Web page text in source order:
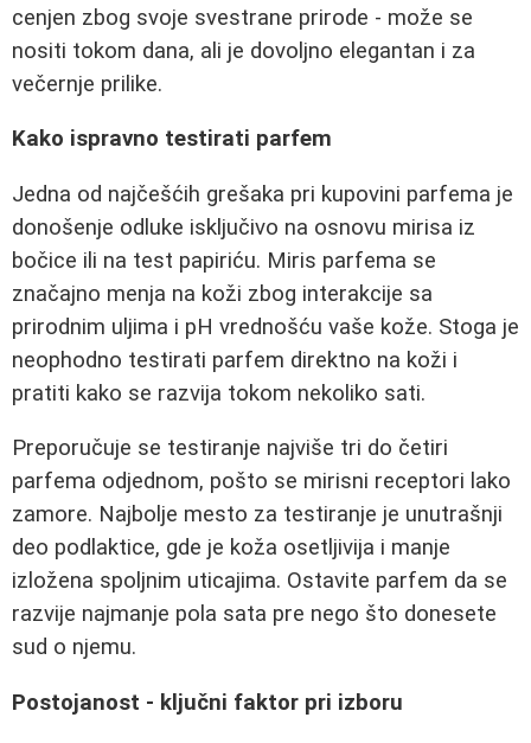
cenjen zbog svoje svestrane prirode - može se
nositi tokom dana, ali je dovoljno elegantan i za
večernje prilike.
Kako ispravno testirati parfem
Jedna od najčešćih grešaka pri kupovini parfema je
donošenje odluke isključivo na osnovu mirisa iz
bočice ili na test papiriću. Miris parfema se
značajno menja na koži zbog interakcije sa
prirodnim uljima i pH vrednošću vaše kože. Stoga je
neophodno testirati parfem direktno na koži i
pratiti kako se razvija tokom nekoliko sati.
Preporučuje se testiranje najviše tri do četiri
parfema odjednom, pošto se mirisni receptori lako
zamore. Najbolje mesto za testiranje je unutrašnji
deo podlaktice, gde je koža osetljivija i manje
izložena spoljnim uticajima. Ostavite parfem da se
razvije najmanje pola sata pre nego što donesete
sud o njemu.
Postojanost - ključni faktor pri izboru